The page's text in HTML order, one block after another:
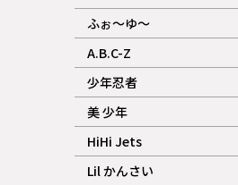
記事
ふぉ～ゆ～
記事
A.B.C-Z
記事
ギャラリー
少年忍者
記事
美 少年
記事
HiHi Jets
記事
Lil かんさい